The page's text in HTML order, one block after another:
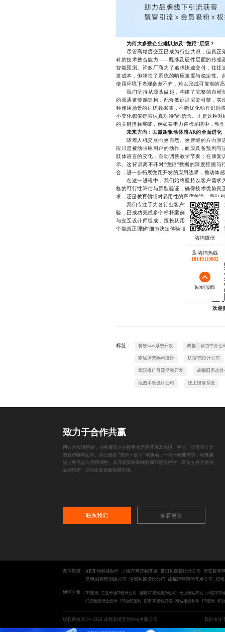
为何大多数企业难以触及“微距”层级？
尽管高精度交互已成为行业共识，但真正
科的技术整合能力——既涉及硬件层面的传感
智能预测。许多厂商为了追求快速交付，往
发成本，但牺牲了系统的响应速度与稳定性
使用环境下表现参差不齐，难以形成可复制的
我们坚持从源头做起，构建了完整的自研
的双通道传感架构，配合低延迟渲染引擎，实
种使用场景的训练数据集，不断优化动作识别
小变化都值得被认真对待”的信念。正是这种
的关键指标突破，例如某电力巡检系统中，动
未来方向：以微距驱动体感AR的全面进化
随着人机交互向更自然、更智能的方向演
应只是被动响应用户的动作，而应具备预判
肢体语言的变化，自动调整教学节奏；在康
示。这背后离不开对“微距”数据的深度挖掘
合，进一步拓展微距开发的应用边界，推动体
在这一进程中，我们始终坚持以客户需求
格的可行性评估与原型验证，确保技术优势
求，还是教育领域对易用性的高度关注，我们
我们专注于为各行业客户提供专业且可靠
验，已成功完成多个标杆案例，涵盖智能制
与交互设计师组成，擅长从用户行为出发，
个能真正理解“细节决定体验”的合作伙伴，欢
欢迎
标签： 餐饮saas系统开发 成都工资贷中介公
商城运营物料设计 UI界面设计公司
武汉推广引流活动开发 成都旧房改造
地图手绘设计公司 线上报修系统
咨询热线
18140119082
回到顶部
致力于合作共赢
用技术实现营销，业务覆盖企业数字化产品开发及海报、手册、折页等全类
型宣传物料定制。我们坚持 “技术 + 设计” 双驱动，一对一梳理需求，精准捕
捉业务痛点与品牌调性，从开发架构到物料细节层层把控，高效交付且提供
后期维护，助力企业全面拓展市场。
联系我们 查看更多
友情链接： AR互动游戏制作 上海官网定制开发 贵阳包装袋设计公司
西安数字
昆明AI模型训练公司
深圳包装设计公司 成都运营活动开发公司 郑
地区合集： H5案例 三亚卡通IP设计公司 昆明AR游戏定制公司 专业网站开发
小程序商
武汉包装纸盒设计 H5游戏定制 西安3D游戏开发 网站建设制作 H5定制 积
版权所有2014-2026 成都蓝橙互动科技有限公司 我们专注